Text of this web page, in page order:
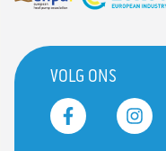
VOLG ONS